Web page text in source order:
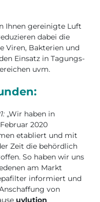
Ihnen gereinigte Luft
dabei die
Viren, Bakterien und
Einsatz in Tagungs-
uvm.
„Wir haben in
2020
etabliert und mit
Zeit die behördlich
So haben wir uns
am Markt
informiert und
von
uvlution